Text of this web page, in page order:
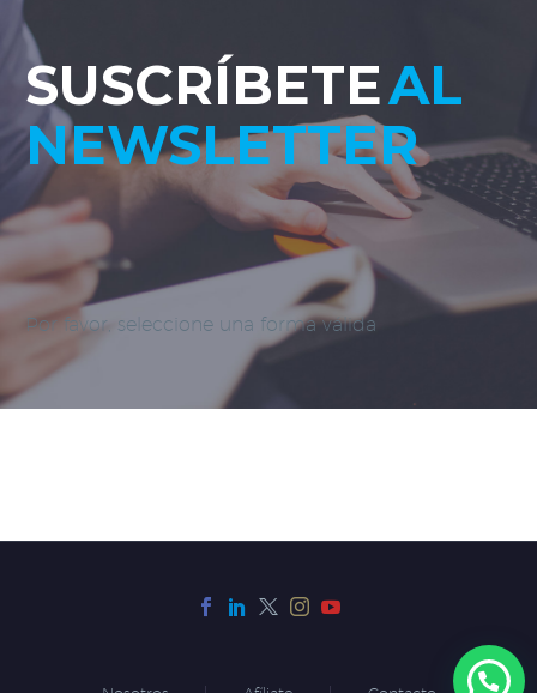
SUSCRÍBETEAL
NEWSLETTER
Por favor, seleccione una forma válida